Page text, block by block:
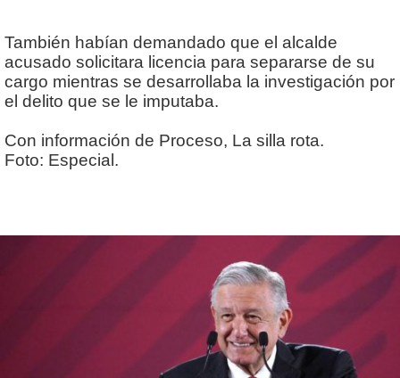
También habían demandado que el alcalde
acusado solicitara licencia para separarse de su
cargo mientras se desarrollaba la investigación por
el delito que se le imputaba.
Con información de Proceso, La silla rota.
Foto: Especial.